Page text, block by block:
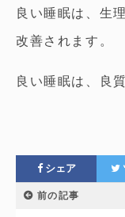
良い睡眠は、生
改善されます。
良い睡眠は、良
シェア
前の記事